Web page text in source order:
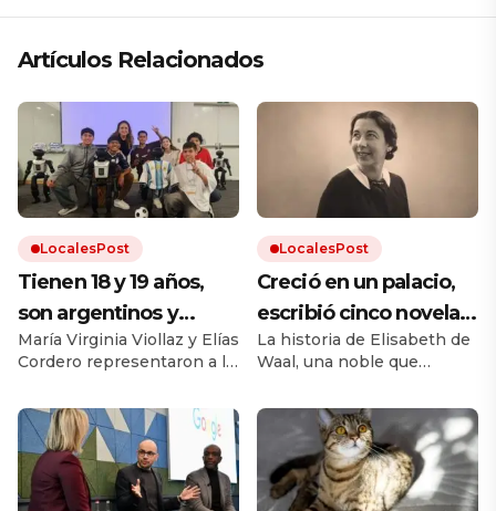
Artículos Relacionados
LocalesPost
Tienen 18 y 19 años,
son argentinos y
obtuvieron un
reconocimiento en el
Mundial de Robótica
en Corea del Sur:
«Fuimos con la
expectativa de
María Virginia Viollaz y Elías
Cordero representaron a la
en la categoría Technical
Challenge de Fútbol
Autónomo en la RoboCop
2026. Viajaron a la ciudad
surcoreana de Incheon,
LocalesPost
Creció en un palacio,
escribió cinco novelas
y murió sin publicar
ninguna: décadas
después, su nieto hizo
que el mundo la leyera
La historia de Elisabeth de
Waal, una noble que
época. Su nieto Edmund,
también escritor, rescató
sus manuscritos.